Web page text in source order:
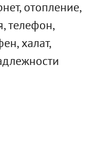
отопление,
телефон,
халат,